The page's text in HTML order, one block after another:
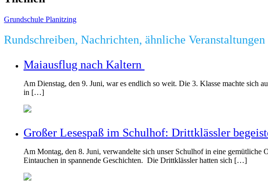
Grundschule Planitzing
Rundschreiben, Nachrichten, ähnliche Veranstaltungen
Maiausflug nach Kaltern
Am Dienstag, den 9. Juni, war es endlich so weit. Die 3. Klasse machte sich
in […]
Großer Lesespaß im Schulhof: Drittklässler
Am Montag, den 8. Juni, verwandelte sich unser Schulhof in eine
Eintauchen in spannende Geschichten. Die Drittklässler hatten sich […]